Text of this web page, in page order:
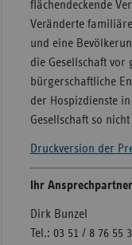
flächendeckende
Veränderte
und eine
die Gesellschaft vor
bürgerschaftliche
der Hospizdienste
Gesellschaft so
Druckversion der
Ihr
Dirk Bunzel
Tel.: 03 51 / 8 76 55